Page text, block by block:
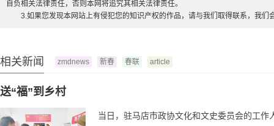
自负相关法律责任，否则本网将追究其相关法律责任。
3.如果您发现本网站上有侵犯您的知识产权的作品，请与我们取得联系，我们
相关新闻 zmdnews 新春 春联 article
送“福”到乡村
当日，驻马店市政协文化和文史委员会的工